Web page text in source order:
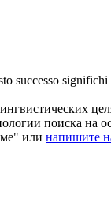
successo
поиска
или напишите